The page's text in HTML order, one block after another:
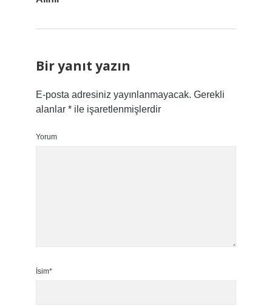
Bir yanıt yazın
E-posta adresiniz yayınlanmayacak. Gerekli
alanlar *ile işaretlenmişlerdir
Yorum
İsim*